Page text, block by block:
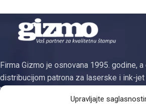
Upravljajte
Firma Gizmo je osnovana 1995. godine,
distribucijom patrona za laserske i ink-
kopirne uređaje se bavi od 2003. godine.